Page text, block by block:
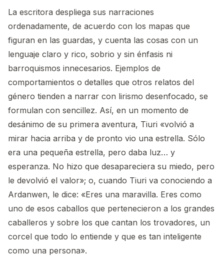
La escritora despliega sus narraciones
ordenadamente, de acuerdo con los mapas que
figuran en las guardas, y cuenta las cosas con un
lenguaje claro y rico, sobrio y sin énfasis ni
barroquismos innecesarios. Ejemplos de
comportamientos o detalles que otros relatos del
género tienden a narrar con lirismo desenfocado, se
formulan con sencillez. Así, en un momento de
desánimo de su primera aventura, Tiuri «volvió a
mirar hacia arriba y de pronto vio una estrella. Sólo
era una pequeña estrella, pero daba luz… y
esperanza. No hizo que desapareciera su miedo, pero
le devolvió el valor»; o, cuando Tiuri va conociendo a
Ardanwen, le dice: «Eres una maravilla. Eres como
uno de esos caballos que pertenecieron a los grandes
caballeros y sobre los que cantan los trovadores, un
corcel que todo lo entiende y que es tan inteligente
como una persona».